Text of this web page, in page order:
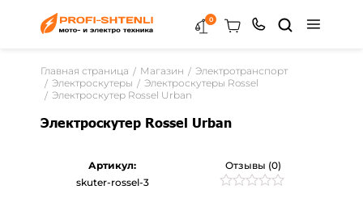
0
Главная страница Магазин
Электротранспорт
Электроскутеры
Электроскутеры Rossel
Электроскутер Rossel Urban
Электроскутер Rossel Urban
Отзывы (0)
Артикул:
skuter-rossel-3